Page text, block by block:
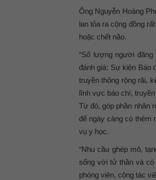
Ông Nguyễn Hoàng
lan tỏa ra cộng đồng
hoặc chết não.
“Số lượng người
đánh giá: Sự kiện Báo
truyền thông rộng rãi,
lĩnh vực báo chí,
Từ đó, góp phần nhân
để ngày càng có thêm
vụ y học.
“Nhu cầu ghép mô,
sống với tử thần và có
phóng viên, cộng tác